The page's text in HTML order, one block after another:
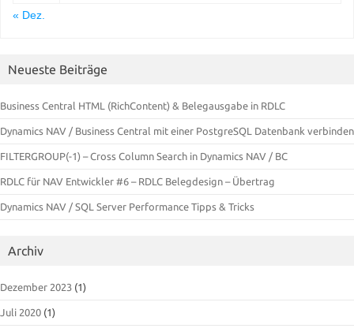
« Dez.
Neueste Beiträge
Business Central HTML (RichContent) & Belegausgabe in RDLC
Dynamics NAV / Business Central mit einer PostgreSQL Datenbank verbinden
FILTERGROUP(-1) – Cross Column Search in Dynamics NAV / BC
RDLC für NAV Entwickler #6 – RDLC Belegdesign – Übertrag
Dynamics NAV / SQL Server Performance Tipps & Tricks
Archiv
Dezember 2023 (1)
Juli 2020 (1)